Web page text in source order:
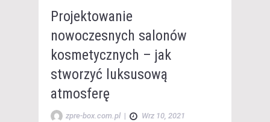
Projektowanie
nowoczesnych salonów
kosmetycznych – jak
stworzyć luksusową
atmosferę
zpre-box.com.pl | Wrz 10, 2021